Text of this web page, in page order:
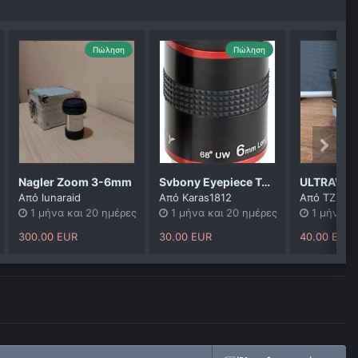
Πώληση
Nagler Zoom 3-6mm
Από lunaraid
1 μήνα και 20 ημέρες
300.00 EUR
Πώληση
Svbony Eyepiece Telescope 6 mm, 68° Wide Angle Telescope Eyepiece 1.25 Inch,
Από Karas1812
1 μήνα και 20 ημέρες
30.00 EUR
Από TZ
1 μήνα
40.00 EUR